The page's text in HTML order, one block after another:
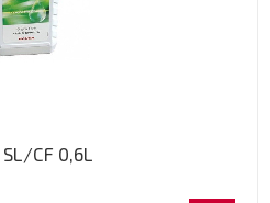
CF 0,6L